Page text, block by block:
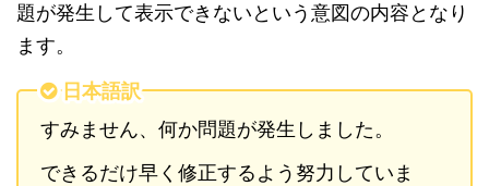
題が発生して表示できないという意図の内容となり
ます。
日本語訳
すみません、何か問題が発生しました。
できるだけ早く修正するよう努力していま